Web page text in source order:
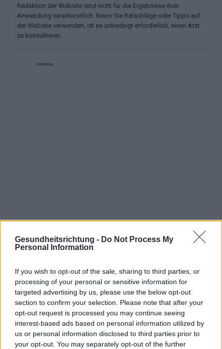
Gesundheitsrichtung - Do Not Process My
Personal Information
If you wish to opt-out of the sale, sharing to third parties, or
processing of your personal or sensitive information for
targeted advertising by us, please use the below opt-out
section to confirm your selection. Please note that after your
opt-out request is processed you may continue seeing
interest-based ads based on personal information utilized by
us or personal information disclosed to third parties prior to
your opt-out. You may separately opt-out of the further
Redaktion der Website sind nicht für die Ergebnisse ihrer
Anwendung verantwortlich. Bevor Sie Ratschläge oder Tipps auf
der Website verwenden, ist es unbedingt erforderlich, einen Arzt
zu konsultieren.
Werbung: